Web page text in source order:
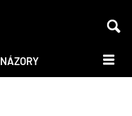
NÁZORY DALŠÍ